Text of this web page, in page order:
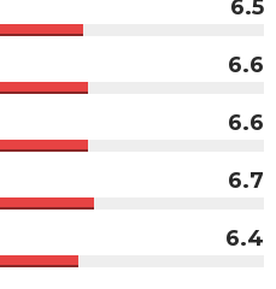
6.5
6.6
6.6
6.7
6.4